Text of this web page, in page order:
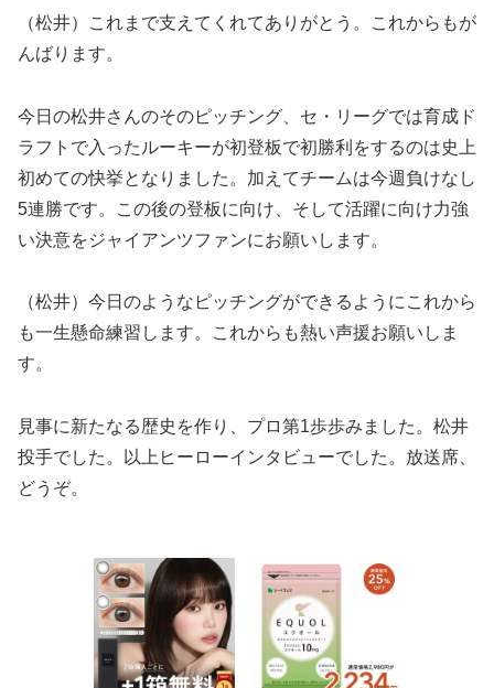
（松井）これまで支えてくれてありがとう。これからもが
んばります。
今日の松井さんのそのピッチング、セ・リーグでは育成ド
ラフトで入ったルーキーが初登板で初勝利をするのは史上
初めての快挙となりました。加えてチームは今週負けなし
5連勝です。この後の登板に向け、そして活躍に向け力強
い決意をジャイアンツファンにお願いします。
（松井）今日のようなピッチングができるようにこれから
も一生懸命練習します。これからも熱い声援お願いしま
す。
見事に新たなる歴史を作り、プロ第1歩歩みました。松井
投手でした。以上ヒーローインタビューでした。放送席、
どうぞ。